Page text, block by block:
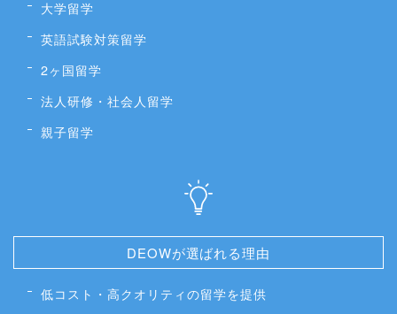
大学留学
英語試験対策留学
2ヶ国留学
法人研修・社会人留学
親子留学
DEOWが選ばれる理由
低コスト・高クオリティの留学を提供